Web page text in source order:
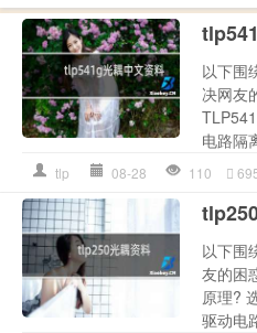
以下围
决网友
电路隔
tlp 08-28 110
以下围
友的困
原理?
驱动电